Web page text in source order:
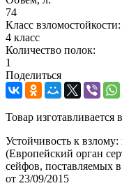
74
Класс взломостойкости:
4 класс
Количество полок:
1
Поделиться
Товар изготавливается
Устойчивость к
(Европейский орган
сейфов, поставляемых
от 23/09/2015